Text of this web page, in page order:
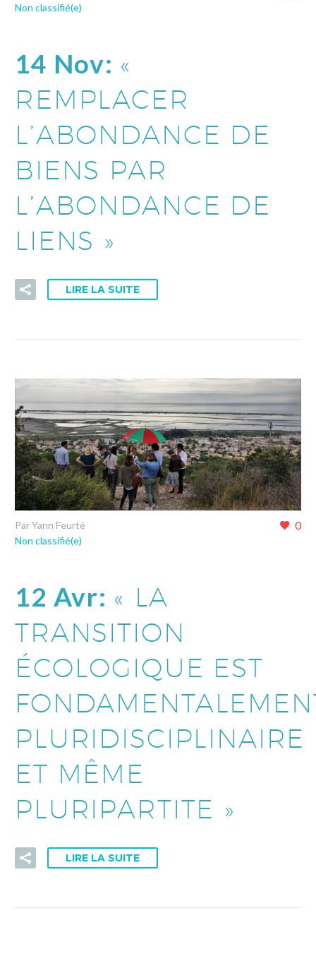
Non classifié(e)
14 Nov: «
REMPLACER
L’ABONDANCE DE
BIENS PAR
L’ABONDANCE DE
LIENS »
LIRE LA SUITE
0
Par Yann Feurté
Non classifié(e)
12 Avr: « LA
TRANSITION
ÉCOLOGIQUE EST
PLURIDISCIPLINAIRE
ET MÊME
PLURIPARTITE »
LIRE LA SUITE